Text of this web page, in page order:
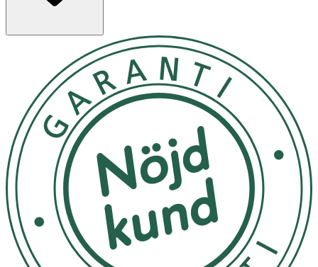
Följ anvisningarna på produkten/bruksanvisningen.
- Applicera produkten på morgonen på ren hud med
fingrarna, en svamp eller Idun Minerals stippling brush.
- Förvaras inte i direkt solljus.
Innehåll
Aqua / Water, C13-15 Alkane, Zinc Oxide, C12-15 Alkyl
Benzoate, Propanediol, Polyglyceryl-6 Polyricinoleate,
Pentylene Glycol, Disteardimonium Hectorite, Distarch
Phosphate, Zinc Stearate, Polyglyceryl-2 Isostearate,
Triethoxycaprylylsilane, 1,2-Hexanediol, Magnesium
Sulfate, Sodium Benzoate, Sodium Dehydroacetate,
Sodium Myristoyl Glutamate, Lecithin, Aluminum
Hydroxide, Tocopherol, Ascorbyl Palmitate, Stearic Acid,
Citric Acid, May Contain (+/-): C.I. 77891 (Titanium
Dioxide), C.I. 77492 (Iron Oxides), C.I.77491 (Iron Oxides),
C.I. 77499 (Iron Oxides).